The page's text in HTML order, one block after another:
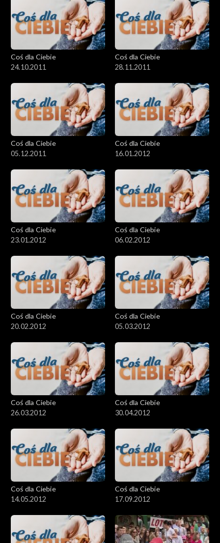
Coś dla Ciebie
24.10.2011
Coś dla Ciebie
28.11.2011
Coś dla Ciebie
05.12.2011
Coś dla Ciebie
16.01.2012
Coś dla Ciebie
23.01.2012
Coś dla Ciebie
06.02.2012
Coś dla Ciebie
20.02.2012
Coś dla Ciebie
05.03.2012
Coś dla Ciebie
26.03.2012
Coś dla Ciebie
30.04.2012
Coś dla Ciebie
14.05.2012
Coś dla Ciebie
17.09.2012